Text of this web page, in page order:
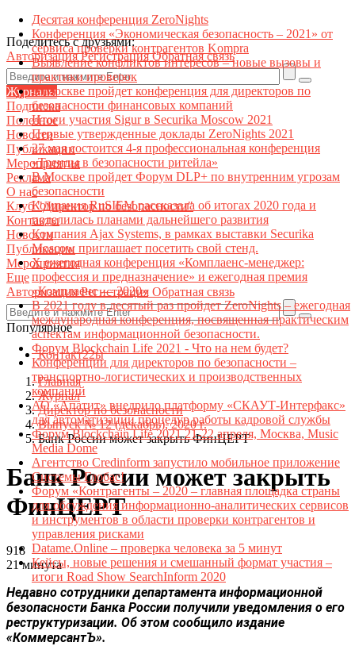
Поделитесь с друзьями:
АвторизацияРегистрацияОбратная связь
Журналы
Подписка
Полезное
Новости
Публикации
Мероприятия
Реклама
О нас
Клуб "Директор по безопасности"
Контакты
Новости
Публикации
Мероприятия
Еще
АвторизацияРегистрация Обратная связь
Популярное
Десятая конференция ZeroNights
Конференция «Экономическая безопасность – 2021» от
сервиса проверки контрагентов Kompra
Выявление конфликтов интересов – новые вызовы и
практики проверок
В Москве пройдет конференция для директоров по
безопасности финансовых компаний
Итоги участия Sigur в Securika Moscow 2021
Первые утвержденные доклады ZeroNights 2021
27 мая состоится 4-я профессиональная конференция
«Тренды в безопасности ритейла»
В Москве пройдет Форум DLP+ по внутренним угрозам
безопасности
Компания RuSIEM рассказала об итогах 2020 года и
поделилась планами дальнейшего развития
Компания Ajax Systems, в рамках выставки Securika
Moscow приглашает посетить свой стенд.
X ежегодная конференция «Комплаенс-менеджер:
профессия и предназначение» и ежегодная премия
«Комплаенс — 2020»
В 2021 году в десятый раз пройдет ZeroNights – ежегодная
международная конференция, посвященная практическим
аспектам информационной безопасности.
Форум Blockchain Life 2021 - Что на нем будет?
Конференции для директоров по безопасности –
транспортно-логистических и производственных
компаний
АО «Апатит» внедрило платформу «СКАУТ-Интерфакс»
для автоматизации процедур работы кадровой службы
Форум Blockchain Life 2021 21-22 апреля, Москва, Music
Media Dome
Агентство Credinform запустило мобильное приложение
Системы Глобас!
Форум «Контрагенты – 2020 – главная площадка страны
для обсуждения информационно-аналитических сервисов
и инструментов в области проверки контрагентов и
управления рисками
Datame.Online – проверка человека за 5 минут
Кейсы, новые решения и смешанный формат участия –
итоги Road Show SearchInform 2020
Контакт22ы
Главная
Журнал
Директор по безопасности
Выпуск № 12 (декабрь), 2020 г.
Банк России может закрыть ФинЦЕРТ
Банк России может закрыть
ФинЦЕРТ
918
21 минута
Недавно сотрудники департамента информационной
безопасности Банка России получили уведомления о его
реструктуризации. Об этом сообщило издание
«КоммерсантЪ».